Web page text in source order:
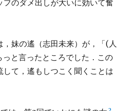
フのダメ出しが大いに効いて奮
，妹の遙（志田未来）が，「(人
と言ったところでした．この
して，遙もしつこく聞くことは